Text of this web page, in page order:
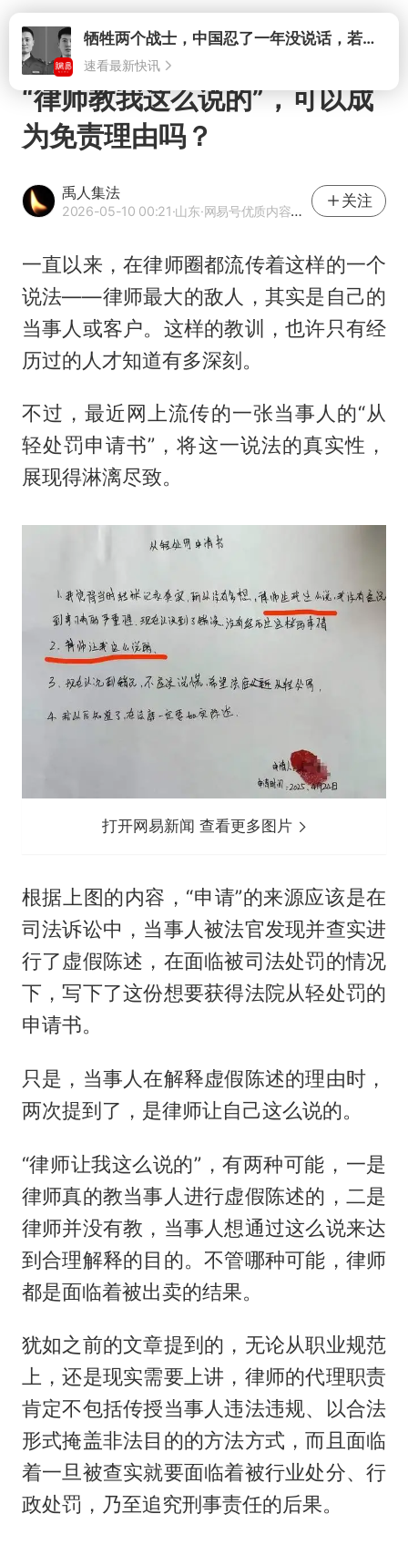
打开牺牲两个战士，中国忍了一年没说话，若菲律宾死了人，他会开战吗
速看最新快讯
“律师教我这么说的”，可以成
为免责理由吗？
禹人集法
2026-05-10 00:21·山东·网易号优质内容创作者
关注
一直以来，在律师圈都流传着这样的一个
说法——律师最大的敌人，其实是自己的
当事人或客户。这样的教训，也许只有经
历过的人才知道有多深刻。
不过，最近网上流传的一张当事人的“从
轻处罚申请书”，将这一说法的真实性，
展现得淋漓尽致。
打开网易新闻 查看更多图片
根据上图的内容，“申请”的来源应该是在
司法诉讼中，当事人被法官发现并查实进
行了虚假陈述，在面临被司法处罚的情况
下，写下了这份想要获得法院从轻处罚的
申请书。
只是，当事人在解释虚假陈述的理由时，
两次提到了，是律师让自己这么说的。
“律师让我这么说的”，有两种可能，一是
律师真的教当事人进行虚假陈述的，二是
律师并没有教，当事人想通过这么说来达
到合理解释的目的。不管哪种可能，律师
都是面临着被出卖的结果。
犹如之前的文章提到的，无论从职业规范
上，还是现实需要上讲，律师的代理职责
肯定不包括传授当事人违法违规、以合法
形式掩盖非法目的的方法方式，而且面临
着一旦被查实就要面临着被行业处分、行
政处罚，乃至追究刑事责任的后果。